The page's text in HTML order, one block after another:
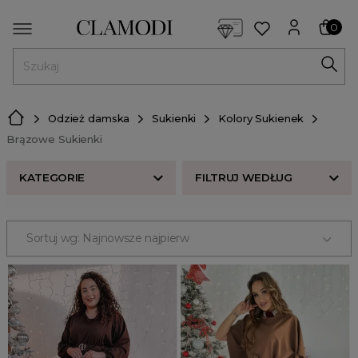
0
Odzież damska Sukienki
Kolory Sukienek
Brązowe Sukienki
KATEGORIE FILTRUJ WEDŁUG
Beżowe Sukienki
Białe / Ecru Sukienki
Błękitne Sukienki
Bordowe Sukienki
Brązowe Sukienki
CENA
ODZIEŻ
Odzież damska
sukienki
Sortuj wg: Najnowsze najpierw